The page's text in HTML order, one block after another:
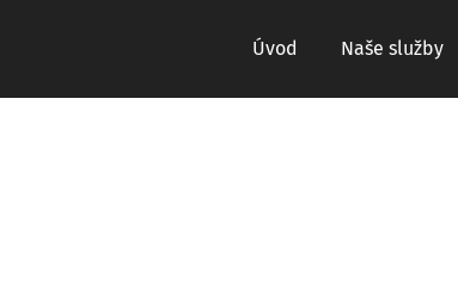
Úvod Naše služby